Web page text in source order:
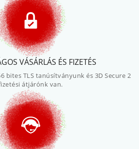
VÁSÁRLÁS ÉS FIZETÉS
bites TLS tanúsítványunk és 3D Secure 2
átjárónk van.